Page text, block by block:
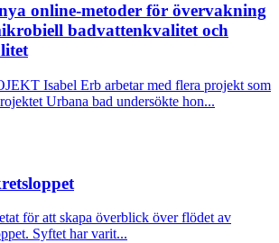
online-metoder för övervakning
badvattenkvalitet och
Isabel Erb arbetar med flera projekt som
Urbana bad undersökte hon...
för att skapa överblick över flödet av
Syftet har varit...